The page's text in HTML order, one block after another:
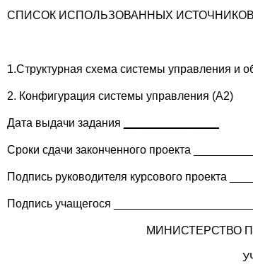
СПИСОК ИСПОЛЬЗОВАННЫХ ИСТОЧНИКОВ
1.Структурная схема системы управления и
2. Конфигурация системы управления (А2)
Дата выдачи задания
Сроки сдачи законченного проекта
Подпись руководителя курсового проекта
Подпись учащегося
МИНИСТЕРСТВО